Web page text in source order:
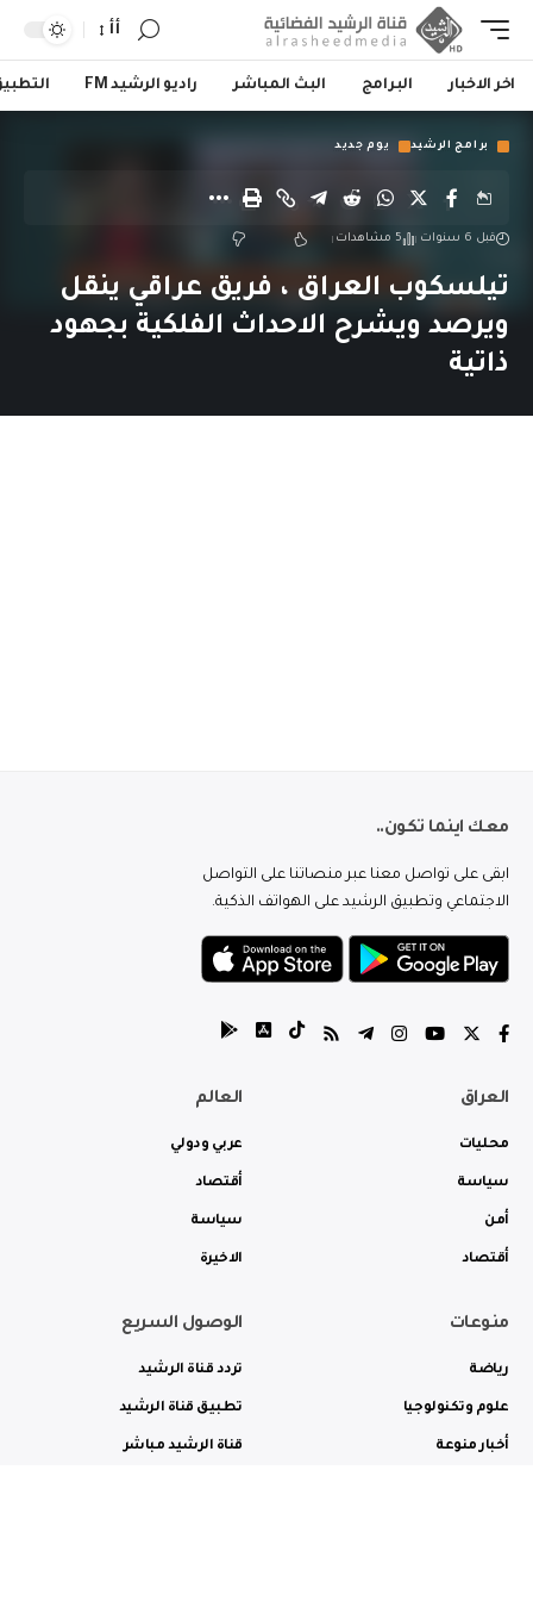
أأ
اخر الاخبار البرامج البث المباشر راديو الرشيد FM
برامج الرشيد يوم جديد
قبل 6 سنوات 5 مشاهدات
تيلسكوب العراق ، فريق عراقي ينقل
ويرصد ويشرح الاحداث الفلكية بجهود
ذاتية
معك اينما تكون..
ابقى على تواصل معنا عبر منصاتنا على التواصل
الاجتماعي وتطبيق الرشيد على الهواتف الذكية.
العراق
محليات
سياسة
أمن
أقتصاد
العالم
عربي ودولي
أقتصاد
سياسة
الاخيرة
منوعات
رياضة
علوم وتكنولوجيا
أخبار منوعة
الوصول السريع
تردد قناة الرشيد
تطبيق قناة الرشيد
قناة الرشيد مباشر